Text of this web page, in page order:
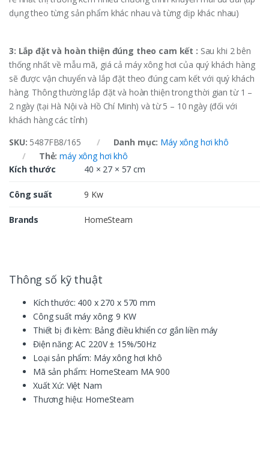
dụng theo từng sản phẩm khác nhau và từng dịp khác nhau)
3: Lắp đặt và hoàn thiện đúng theo cam kết : Sau khi 2 bên
thống nhất về mẫu mã, giá cả máy xông hơi của quý khách hàng
sẽ được vận chuyển và lắp đặt theo đúng cam kết với quý khách
hàng. Thông thường lắp đặt và hoàn thiện trong thời gian từ 1 –
2 ngày (tại Hà Nội và Hồ Chí Minh) và từ 5 – 10 ngày (đối với
khách hàng các tỉnh)
SKU: 5487FB8/165 Danh mục: Máy xông hơi khô
Thẻ:máy xông hơi khô
Kích thước
40 × 27 × 57 cm
Công suất 9 Kw
Brands HomeSteam
Thông số kỹ thuật
Kích thước: 400 x 270 x 570 mm
Công suất máy xông: 9 KW
Thiết bị đi kèm: Bảng điều khiển cơ gắn liền máy
Điện năng: AC 220V ± 15%/50Hz
Loại sản phẩm: Máy xông hơi khô
Mã sản phẩm: HomeSteam MA 900
Xuất Xứ: Việt Nam
Thương hiệu: HomeSteam